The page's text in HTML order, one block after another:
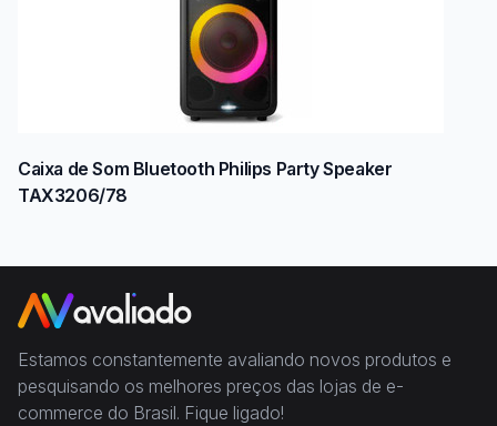
Caixa de Som Bluetooth Philips Party Speaker
TAX3206/78
Estamos constantemente avaliando novos produtos e
pesquisando os melhores preços das lojas de e-
commerce do Brasil. Fique ligado!